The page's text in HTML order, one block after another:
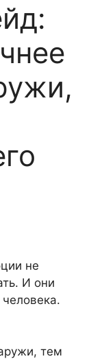
не
И они
тем